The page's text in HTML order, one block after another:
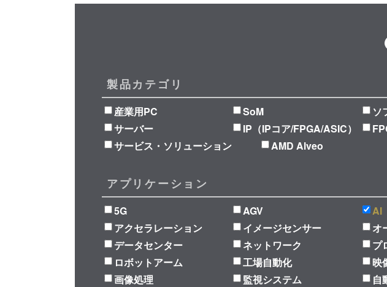
製品カテゴリ
産業用PC SoM ソ
サーバー
IP（IPコア/FPGA/ASIC）
サービス・ソリューション
AMD Alveo
アプリケーション
5G AGV AI
アクセラレーション
イメージセンサー オ
データセンター
ネットワーク プ
ロボットアーム
工場自動化 映
画像処理
監視システム 自